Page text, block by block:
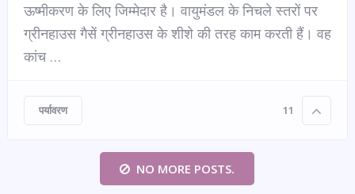
ऊष्मीकरण के लिए जिम्मेदार है। वायुमंडल के निचले स्तरों पर
ग्रीनहाउस गैसें ग्रीनहाउस के शीशे की तरह काम करती हैं। वह
कांच …
पर्यावरण 11
NO MORE POSTS.